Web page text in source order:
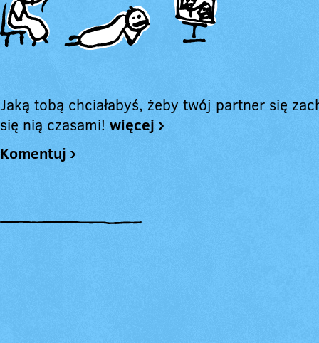
Jaką tobą chciałabyś, żeby twój partner się
się nią czasami! więcej ›
Komentuj ›